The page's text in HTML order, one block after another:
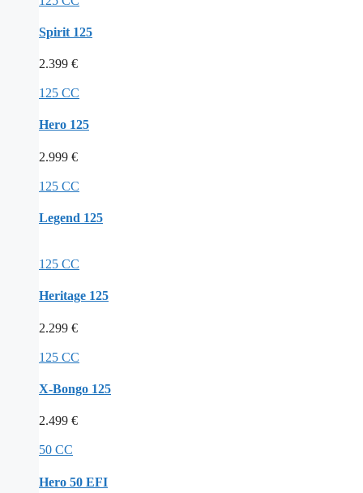
Spirit 125
2.399 €
125 CC
Hero 125
2.999 €
125 CC
Legend 125
125 CC
Heritage 125
2.299 €
125 CC
X-Bongo 125
2.499 €
50 CC
Hero 50 EFI